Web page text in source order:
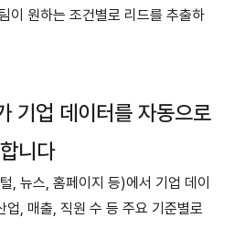
이 원하는 조건별로 리드를 추출하
기업 데이터를 자동으로
니다
, 뉴스, 홈페이지 등)에서 기업 데이
업, 매출, 직원 수 등 주요 기준별로